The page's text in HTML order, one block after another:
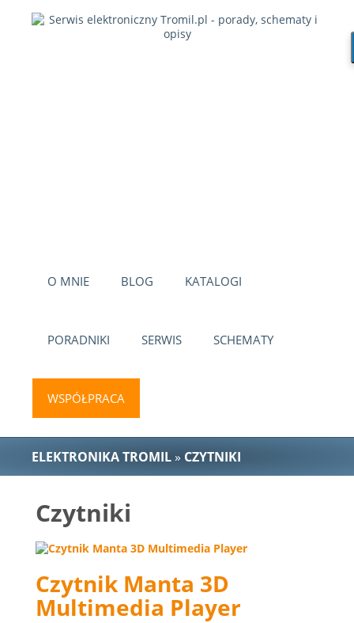
O MNIE BLOG KATALOGI
PORADNIKI SERWIS SCHEMATY
WSPÓŁPRACA
ELEKTRONIKA TROMIL» CZYTNIKI
Czytniki
Czytnik Manta 3D
Multimedia Player